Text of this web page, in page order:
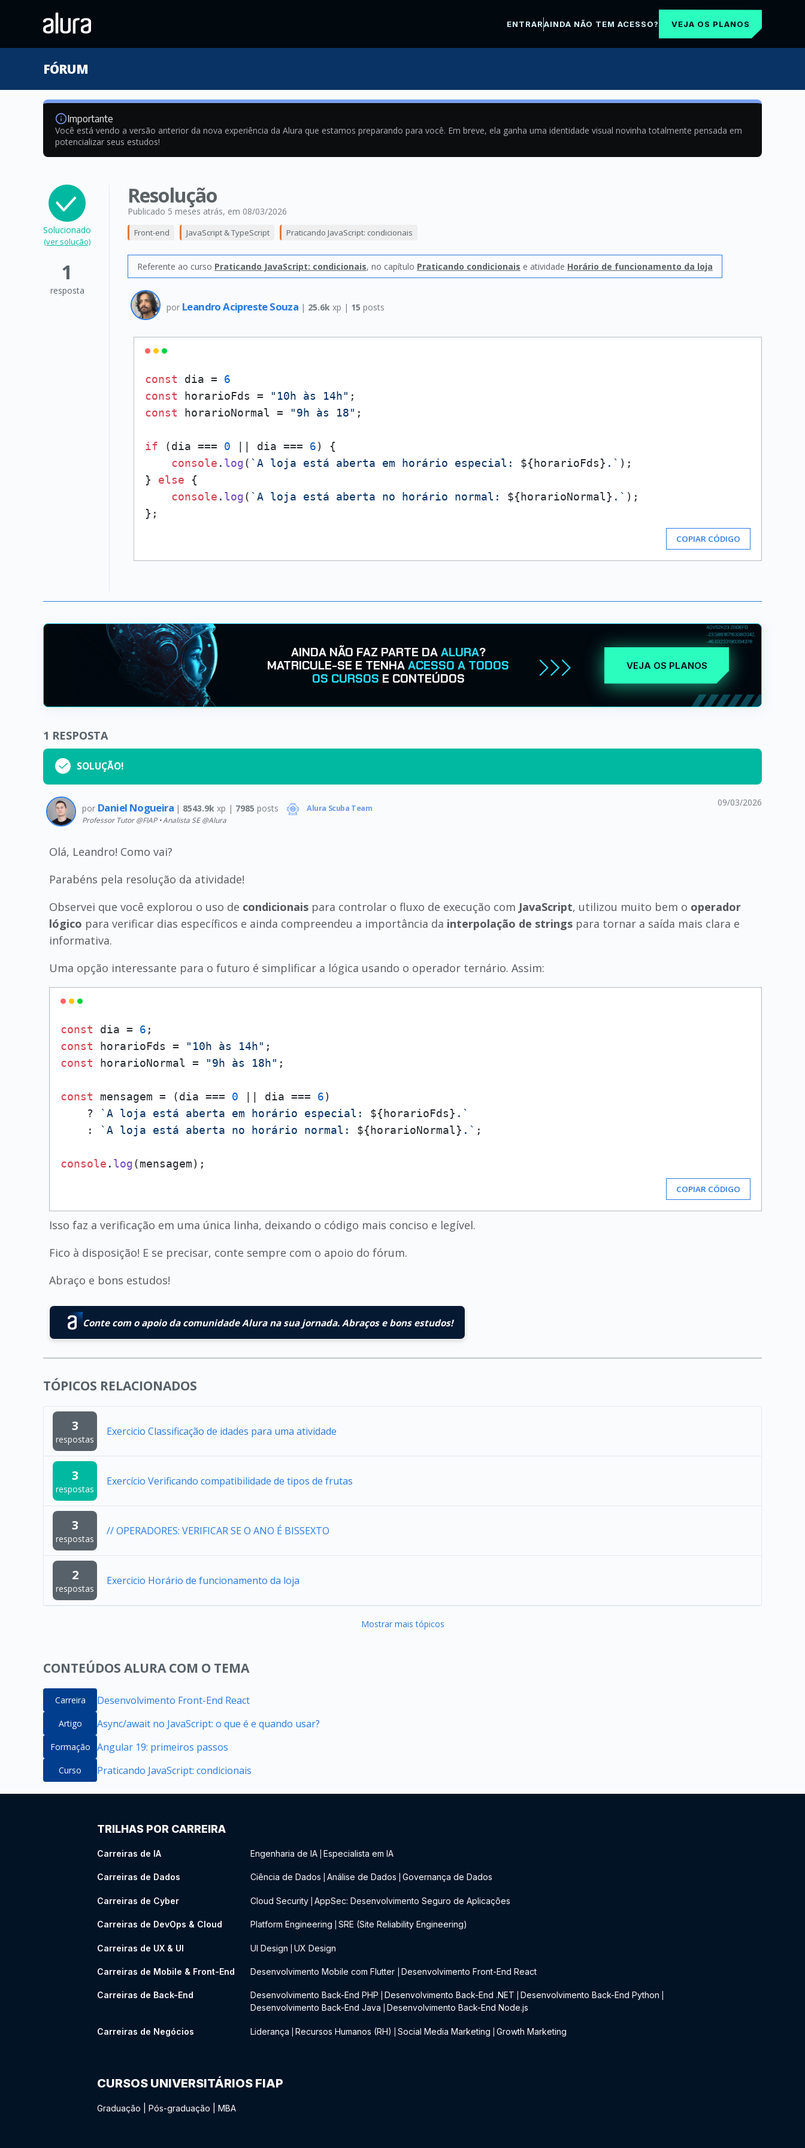
ENTRARAINDA NÃO TEM ACESSO? VEJA OS PLANOS
FÓRUM
Importante
Você está vendo a versão anterior da nova experiência da Alura que estamos preparando para você. Em breve, ela ganha uma identidade visual novinha totalmente pensada em
potencializar seus estudos!
Solucionado
(ver solução)
1
resposta
Resolução
Publicado 5 meses atrás, em 08/03/2026
Front-end JavaScript & TypeScript Praticando JavaScript: condicionais
Referente ao curso Praticando JavaScript: condicionais, no capítulo Praticando condicionais e atividade Horário de funcionamento da loja
por Leandro Acipreste Souza | 25.6k xp | 15 posts
const dia = 6
const horarioFds = "10h às 14h"
const horarioNormal = "9h às 18" ;
if (dia === 0 || dia === 6) {
console . log( `A loja está aberta em horário especial: ${horarioFds} .` );
} else {
console . log( `A loja está aberta no horário normal: ${horarioNormal} .` );
COPIAR CÓDIGO
AINDA NÃO FAZ PARTE DAALURA?
MATRICULE-SE E TENHAACESSO A TODOS
OS CURSOS E CONTEÚDOS
VEJA OS PLANOS
1 RESPOSTA
SOLUÇÃO!
por Daniel Nogueira | 8543.9k xp | 7985 posts Alura Scuba Team
Professor Tutor @FIAP • Analista SE @Alura
09/03/2026
Olá, Leandro! Como vai?
Parabéns pela resolução da atividade!
Observei que você explorou o uso de condicionais para controlar o fluxo de execução com JavaScript, utilizou muito bem o operador
lógico para verificar dias específicos e ainda compreendeu a importância da interpolação de strings para tornar a saída mais clara e
informativa.
Uma opção interessante para o futuro é simplificar a lógica usando o operador ternário. Assim:
const dia = 6
const horarioFds = "10h às 14h"
const horarioNormal = "9h às 18h" ;
const mensagem = (dia === 0 || dia === 6)
    ?
`A loja está aberta em horário especial: ${horarioFds} .`
    :
`A loja está aberta no horário normal: ${horarioNormal} .` ;
console . log
COPIAR CÓDIGO
Isso faz a verificação em uma única linha, deixando o código mais conciso e legível.
Fico à disposição! E se precisar, conte sempre com o apoio do fórum.
Abraço e bons estudos!
Conte com o apoio da comunidade Alura na sua jornada. Abraços e bons estudos!
TÓPICOS RELACIONADOS
3
respostas
Exercicio Classificação de idades para uma atividade
3
respostas
Exercício Verificando compatibilidade de tipos de frutas
3
respostas
// OPERADORES: VERIFICAR SE O ANO É BISSEXTO
2
respostas
Exercicio Horário de funcionamento da loja
Mostrar mais tópicos
CONTEÚDOS ALURA COM O TEMA
Carreira Desenvolvimento Front-End React
Artigo Async/await no JavaScript: o que é e quando usar?
Formação Angular 19: primeiros passos
Curso Praticando JavaScript: condicionais
TRILHAS POR CARREIRA
Carreiras de IA Engenharia de IA Especialista em IA
Carreiras de Dados Ciência de Dados Análise de Dados Governança de Dados
Carreiras de Cyber Cloud Security AppSec: Desenvolvimento Seguro de Aplicações
Carreiras de DevOps & Cloud Platform Engineering SRE (Site Reliability Engineering)
Carreiras de UX & UI UI Design UX Design
Carreiras de Mobile & Front-End Desenvolvimento Mobile com Flutter Desenvolvimento Front-End React
Carreiras de Back-End Desenvolvimento Back-End PHP Desenvolvimento Back-End .NET Desenvolvimento Back-End Python
Desenvolvimento Back-End Java Desenvolvimento Back-End Node.js
Carreiras de Negócios Liderança Recursos Humanos (RH) Social Media Marketing Growth Marketing
CURSOS UNIVERSITÁRIOS FIAP
Graduação Pós-graduação MBA